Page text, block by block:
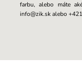
farbu, alebo máte
info@zik.sk alebo